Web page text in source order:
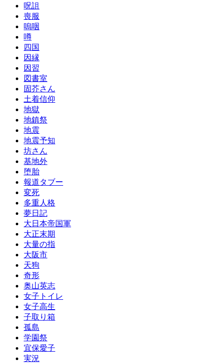
呪詛
喪服
嗚咽
噂
四国
因縁
因習
図書室
固芥さん
土着信仰
地獄
地鎮祭
地震
地震予知
坊さん
基地外
堕胎
報道タブー
変死
多重人格
夢日記
大日本帝国軍
大正末期
大量の指
大阪市
天狗
奇形
奥山英志
女子トイレ
女子高生
子取り箱
孤島
学園祭
宜保愛子
実況